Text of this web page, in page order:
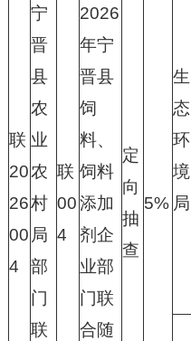
联
20
26
00
4
宁
晋
县
农
业
农
村
局
部
门
联
联
00
4
2026
年宁
晋县
饲
料、
饲料
添加
剂企
业部
门联
合随
定
向
抽
查
5%
生
态
环
境
局